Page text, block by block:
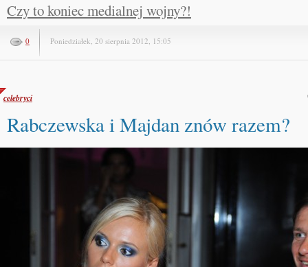
Czy to koniec medialnej wojny?!
0 Poniedziałek, 20 sierpnia 2012, 15:05
celebryci
Rabczewska i Majdan znów razem?